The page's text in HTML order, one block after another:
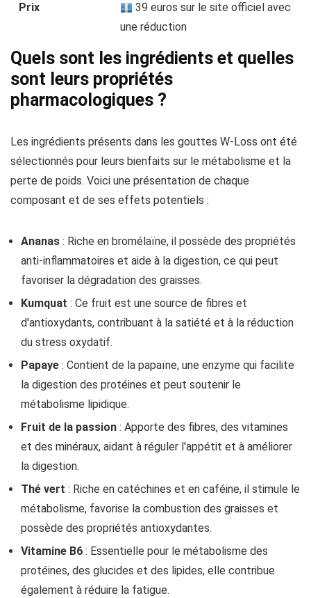
Prix
39 euros sur le site officiel avec
une réduction
Quels sont les ingrédients et quelles
sont leurs propriétés
pharmacologiques ?
Les ingrédients présents dans les gouttes W-Loss ont été
sélectionnés pour leurs bienfaits sur le métabolisme et la
perte de poids. Voici une présentation de chaque
composant et de ses effets potentiels :
Ananas : Riche en bromélaïne, il possède des propriétés
anti-inflammatoires et aide à la digestion, ce qui peut
favoriser la dégradation des graisses.
Kumquat : Ce fruit est une source de fibres et
d'antioxydants, contribuant à la satiété et à la réduction
du stress oxydatif.
Papaye : Contient de la papaïne, une enzyme qui facilite
la digestion des protéines et peut soutenir le
métabolisme lipidique.
Fruit de la passion : Apporte des fibres, des vitamines
et des minéraux, aidant à réguler l'appétit et à améliorer
la digestion.
Thé vert : Riche en catéchines et en caféine, il stimule le
métabolisme, favorise la combustion des graisses et
possède des propriétés antioxydantes.
Vitamine B6 : Essentielle pour le métabolisme des
protéines, des glucides et des lipides, elle contribue
également à réduire la fatigue.